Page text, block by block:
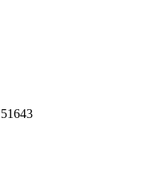
51643